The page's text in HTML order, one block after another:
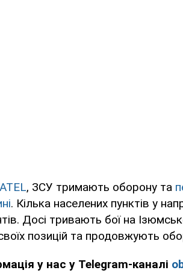
, ЗСУ тримають оборону та
. Кілька населених пунктів у
Досі тривають бої на
позицій та продовжують
у нас у Telegram-каналі